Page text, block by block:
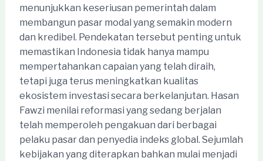
menunjukkan keseriusan pemerintah dalam
membangun pasar modal yang semakin modern
dan kredibel. Pendekatan tersebut penting untuk
memastikan Indonesia tidak hanya mampu
mempertahankan capaian yang telah diraih,
tetapi juga terus meningkatkan kualitas
ekosistem investasi secara berkelanjutan. Hasan
Fawzi menilai reformasi yang sedang berjalan
telah memperoleh pengakuan dari berbagai
pelaku pasar dan penyedia indeks global. Sejumlah
kebijakan yang diterapkan bahkan mulai menjadi